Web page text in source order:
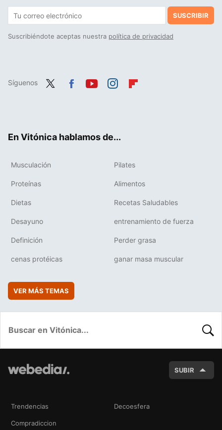
SUSCRIBIR
Suscribiéndote aceptas nuestra política de privacidad
Síguenos
En Vitónica hablamos de...
Musculación Pilates
Proteínas Alimentos
Dietas Recetas Saludables
Desayuno entrenamiento de fuerza
Definición Perder grasa
cenas protéicas ganar masa muscular
VER MÁS TEMAS
SUBIR
Trendencias Decoesfera
Compradiccion